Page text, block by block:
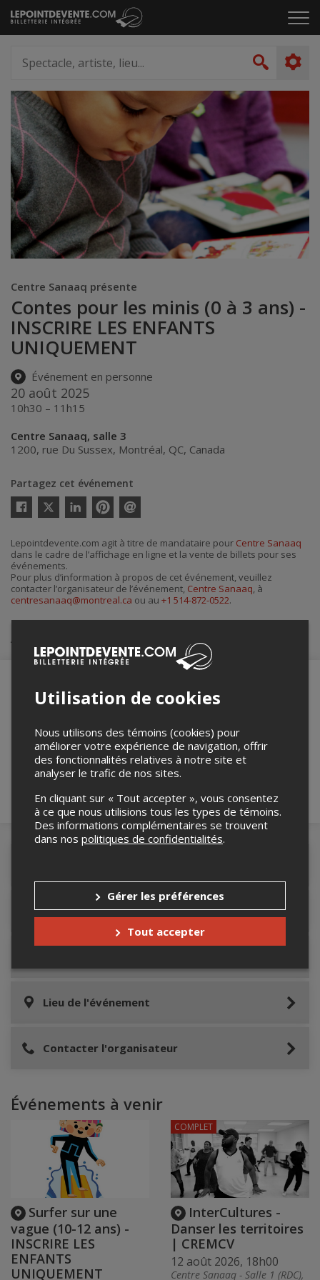
Passer
au
le
artiste,
lieu...
Centre Sanaaq présente
Contes pour les minis (0 à 3 ans) -
INSCRIRE LES ENFANTS
UNIQUEMENT
Événement en personne
20 août 2025
10h30 – 11h15
Centre Sanaaq, salle 3
1200, rue Du Sussex, Montréal, QC, Canada
Partagez cet événement
Twitter
courriel
Lepointdevente.com agit à titre de mandataire pour Centre Sanaaq
dans le cadre de l’affichage en ligne et la vente de billets pour ses
événements.
Pour plus d’information à propos de cet événement, veuillez
contacter l’organisateur de l’événement, Centre Sanaaq, à
centresanaaq@montreal.ca ou au +1 514-872-0522.
Achat de billets
robot ci-bas.
Accès au site de l'événement
Lieu de l'événement
Contacter l'organisateur
Événements à venir
Surfer sur une
vague (10-12 ans) -
INSCRIRE LES
ENFANTS
UNIQUEMENT
InterCultures -
Danser les territoires
| CREMCV
12 août 2026, 18h00
Centre Sanaaq - Salle 1 (RDC),
COMPLET
Utilisation de cookies
Nous utilisons des témoins (cookies) pour
améliorer votre expérience de navigation, offrir
des fonctionnalités relatives à notre site et
analyser le trafic de nos sites.
En cliquant sur « Tout accepter », vous consentez
à ce que nous utilisions tous les types de témoins.
Des informations complémentaires se trouvent
dans nos politiques de confidentialités.
Gérer les préférences
Tout accepter